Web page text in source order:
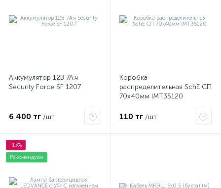
Аккумулятор 12В 7А.ч
Security Force SF 1207
6 400 тг /шт
Коробка
распределительная SchE СП
70х40мм IMT35120
110 тг /шт
-13%
Рекомендуем